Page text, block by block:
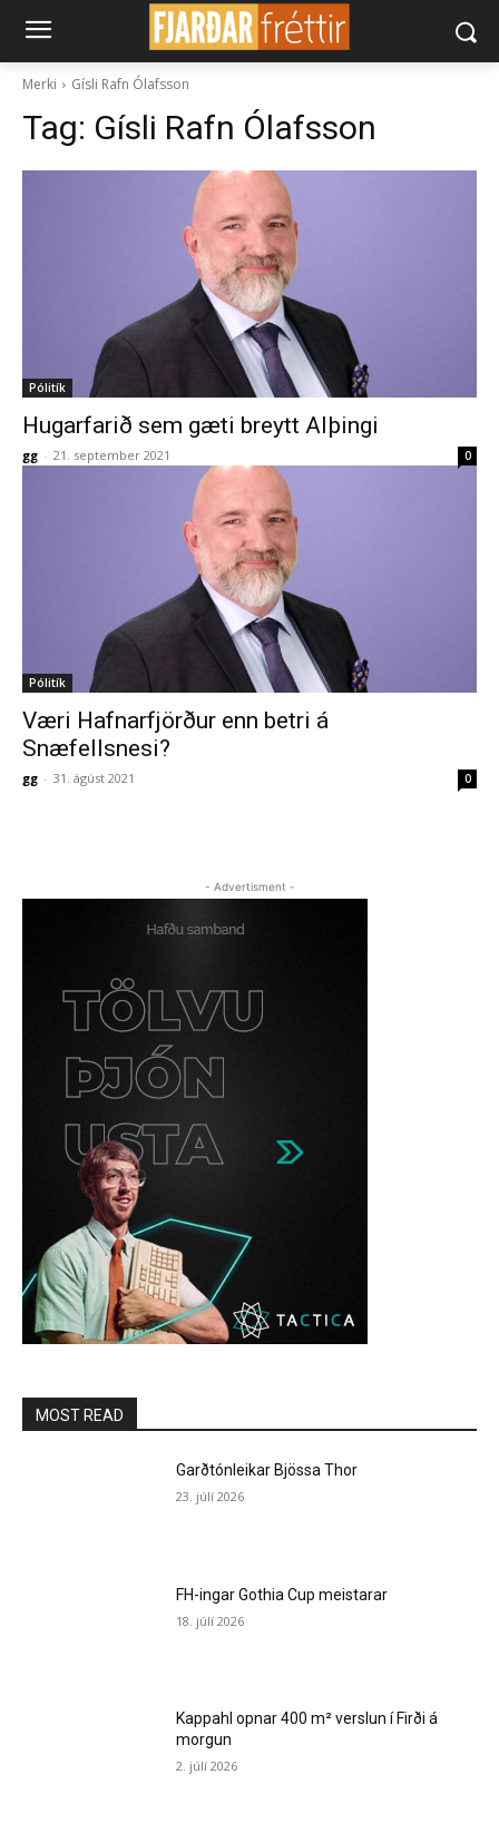
Merki Gísli Rafn Ólafsson
Tag: Gísli Rafn Ólafsson
Pólitík
Hugarfarið sem gæti breytt Alþingi
gg - 21. september 2021 0
Pólitík
Væri Hafnarfjörður enn betri á
Snæfellsnesi?
gg - 31. ágúst 2021 0
- Advertisment -
MOST READ
Garðtónleikar Bjössa Thor
23. júlí 2026
FH-ingar Gothia Cup meistarar
18. júlí 2026
Kappahl opnar 400 m² verslun í Firði á
morgun
2. júlí 2026